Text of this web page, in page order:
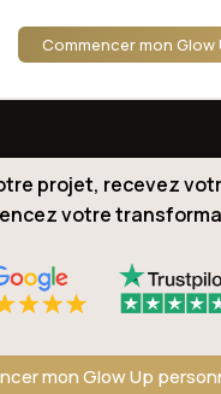
Commencer mon Glow
projet, recevez
votre
mon Glow Up